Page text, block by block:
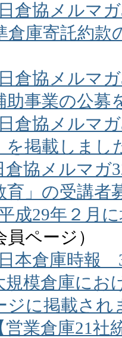
日倉協メルマ
倉庫寄託約
日倉協メルマ
助事業の公募
日倉協メルマ
を掲載しまし
倉協メルマガ
育」の受講者
成29年２月
員ページ）
日本倉庫時報
規模倉庫にお
ジに掲載され
営業倉庫21